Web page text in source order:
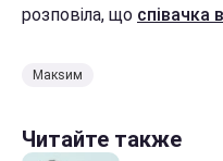
розповіла, що співачка
Макsим
Читайте также